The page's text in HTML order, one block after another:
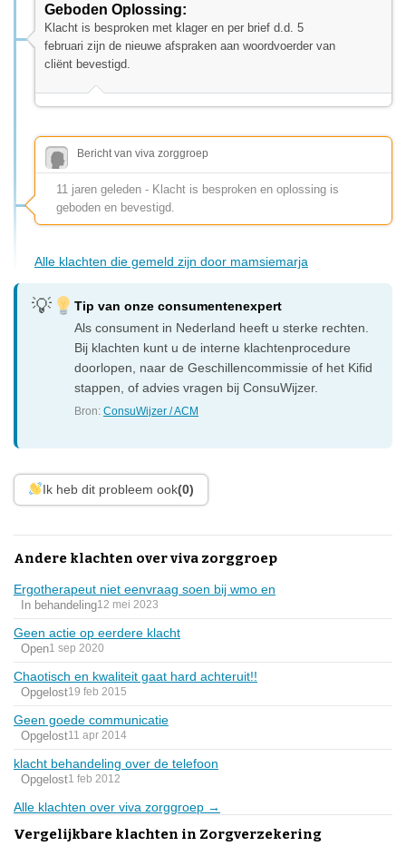
Geboden Oplossing:
Klacht is besproken met klager en per brief d.d. 5
februari zijn de nieuwe afspraken aan woordvoerder van
cliënt bevestigd.
Bericht van viva zorggroep
11 jaren geleden - Klacht is besproken en oplossing is
geboden en bevestigd.
Alle klachten die gemeld zijn door mamsiemarja
Tip van onze consumentenexpert
Als consument in Nederland heeft u sterke rechten.
Bij klachten kunt u de interne klachtenprocedure
doorlopen, naar de Geschillencommissie of het Kifid
stappen, of advies vragen bij ConsuWijzer.
Bron:ConsuWijzer / ACM
Ik heb dit probleem ook(0)
Andere klachten over viva zorggroep
Ergotherapeut niet eenvraag soen bij wmo en
In behandeling12 mei 2023
Geen actie op eerdere klacht
Open1 sep 2020
Chaotisch en kwaliteit gaat hard achteruit!!
Opgelost19 feb 2015
Geen goede communicatie
Opgelost11 apr 2014
klacht behandeling over de telefoon
Opgelost1 feb 2012
Alle klachten over viva zorggroep →
Vergelijkbare klachten in Zorgverzekering